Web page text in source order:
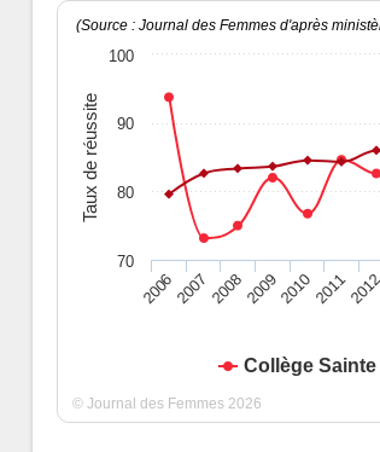
Taux de réussite
(Source : Journal des Femmes d'après
Collège Sainte
2006200720082009201020112012
70
80
90
100
© Journal des Femmes 2026